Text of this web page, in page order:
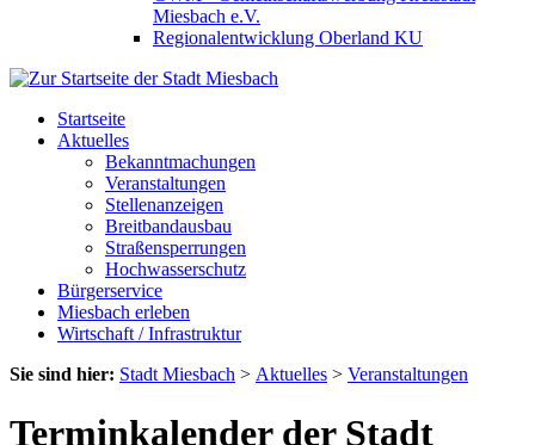
Miesbach e.V.
Regionalentwicklung Oberland KU
Startseite
Aktuelles
Bekanntmachungen
Veranstaltungen
Stellenanzeigen
Breitbandausbau
Straßensperrungen
Hochwasserschutz
Bürgerservice
Miesbach erleben
Wirtschaft / Infrastruktur
Sie sind hier: Stadt Miesbach > Aktuelles > Veranstaltungen
Terminkalender der Stadt